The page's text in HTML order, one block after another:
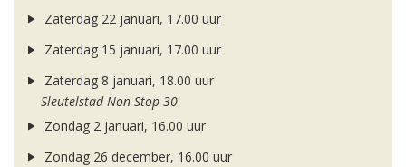
Zaterdag 22 januari, 17.00 uur
Zaterdag 15 januari, 17.00 uur
Zaterdag 8 januari, 18.00 uur
Sleutelstad Non-Stop 30
Zondag 2 januari, 16.00 uur
Zondag 26 december, 16.00 uur